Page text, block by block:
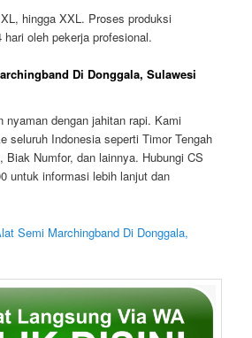
hingga XXL. Proses produksi
oleh pekerja profesional.
Di Donggala, Sulawesi
nyaman dengan jahitan rapi. Kami
seluruh Indonesia seperti Timor Tengah
Biak Numfor, dan lainnya. Hubungi CS
untuk informasi lebih lanjut dan
Semi Marchingband Di Donggala,